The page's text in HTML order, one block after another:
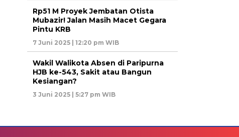
Rp51 M Proyek Jembatan Otista
Mubazir! Jalan Masih Macet Gegara
Pintu KRB
7 Juni 2025 | 12:20 pm WIB
Wakil Walikota Absen di Paripurna
HJB ke-543, Sakit atau Bangun
Kesiangan?
3 Juni 2025 | 5:27 pm WIB